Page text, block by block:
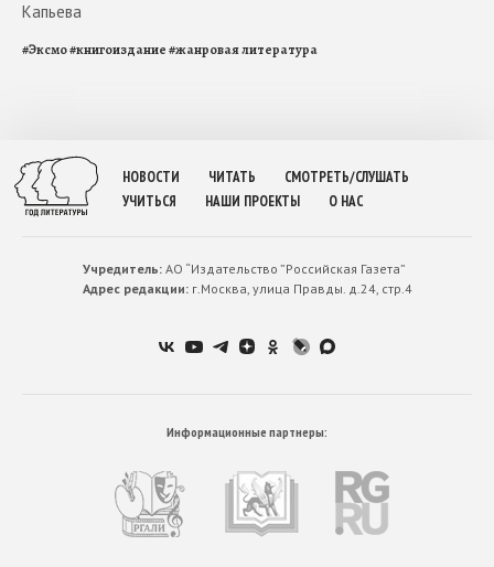
Капьева
#Эксмо#книгоиздание#жанровая литература
НОВОСТИ ЧИТАТЬ
СМОТРЕТЬ/СЛУШАТЬ
УЧИТЬСЯ
НАШИ ПРОЕКТЫ О НАС
Учредитель:АО “Издательство ”Российская Газета”
Адрес редакции:г.Москва, улица Правды. д.24, стр.4
Информационные партнеры: